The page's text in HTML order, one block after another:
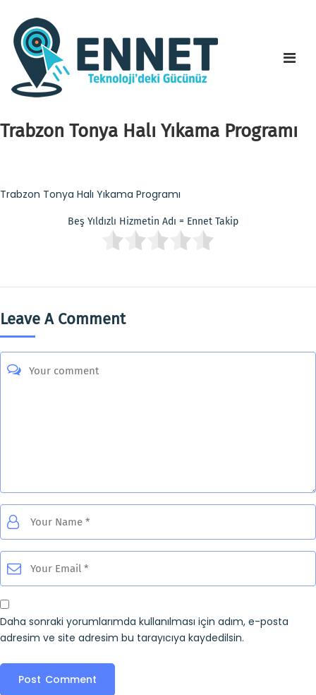
Trabzon Tonya Halı Yıkama Programı
Trabzon Tonya Halı Yıkama Programı
Beş Yıldızlı Hizmetin Adı = Ennet Takip
Leave A Comment
Daha sonraki yorumlarımda kullanılması için adım, e-posta
adresim ve site adresim bu tarayıcıya kaydedilsin.